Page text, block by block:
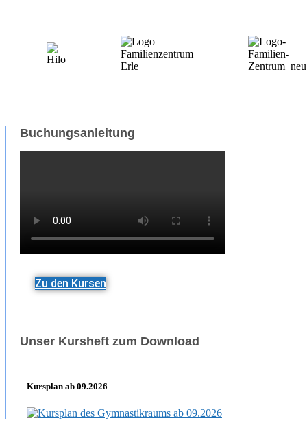
Buchungsanleitung
Zu den Kursen
Unser Kursheft zum Download
Kursplan ab 09.2026